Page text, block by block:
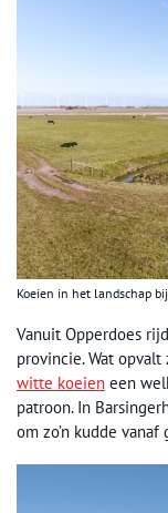
Koeien in het landschap
Vanuit Opperdoes
provincie. Wat
witte koeien een
patroon. In
om zo’n kudde